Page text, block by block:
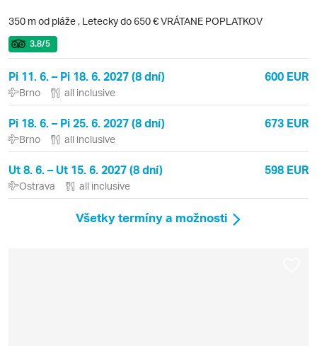
350 m od pláže , Letecky do 650 € VRÁTANE POPLATKOV
3.8/5
Pi 11. 6. – Pi 18. 6. 2027 (8 dní) 600 EUR
Brno all inclusive
Pi 18. 6. – Pi 25. 6. 2027 (8 dní) 673 EUR
Brno all inclusive
Ut 8. 6. – Ut 15. 6. 2027 (8 dní) 598 EUR
Ostrava all inclusive
Všetky termíny a možnosti